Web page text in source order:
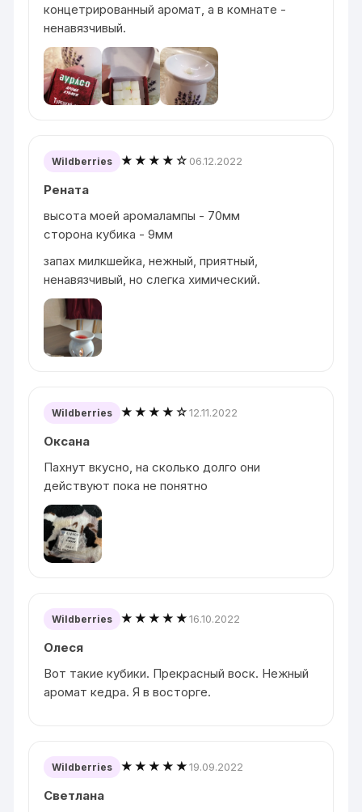
концетрированный аромат, а в комнате -
ненавязчивый.
Wildberries ★★★★☆ 06.12.2022
Рената
высота моей аромалампы - 70мм
сторона кубика - 9мм
запах милкшейка, нежный, приятный,
ненавязчивый, но слегка химический.
Wildberries ★★★★☆12.11.2022
Оксана
Пахнут вкусно, на сколько долго они
действуют пока не понятно
Wildberries ★★★★★16.10.2022
Олеся
Вот такие кубики. Прекрасный воск. Нежный
аромат кедра. Я в восторге.
Wildberries ★★★★★19.09.2022
Светлана